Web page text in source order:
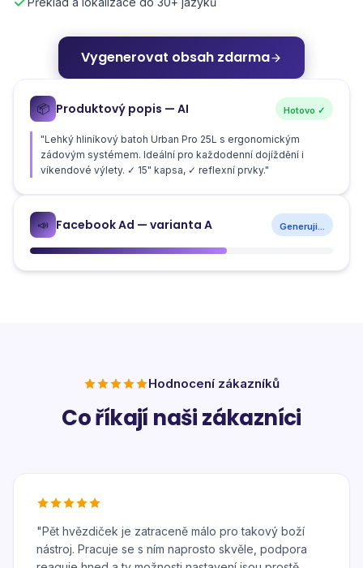
Vygenerovat obsah zdarma
📦 Produktový popis — AI Hotovo ✓
"Lehký hliníkový batoh Urban Pro 25L s ergonomickým
zádovým systémem. Ideální pro každodenní dojíždění i
víkendové výlety. ✓ 15" kapsa, ✓ reflexní prvky."
📣 Facebook Ad — varianta A Generuji...
Hodnocení zákazníků
Co říkají naši zákazníci
"Pět hvězdiček je zatraceně málo pro takový boží
nástroj. Pracuje se s ním naprosto skvěle, podpora